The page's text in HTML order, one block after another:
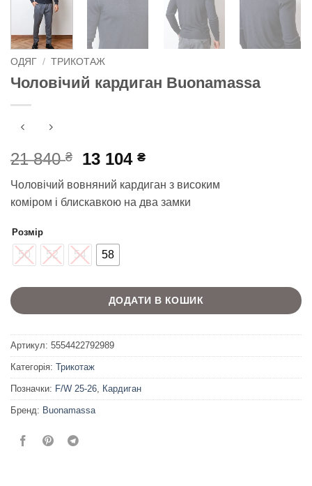
ОДЯГ / ТРИКОТАЖ
Чоловічий кардиган Buonamassa
21 840₴
Оригінальна
ціна:
21
840 ₴.
13 104₴Поточна
13
104 ₴.
Чоловічий вовняний кардиган з високим
коміром і блискавкою на два замки
Розмір
50 52 54 58
ДОДАТИ В КОШИК
Артикул: 5554422792989
Категорія: Трикотаж
Позначки: F/W 25-26, Кардиган
Бренд: Buonamassa